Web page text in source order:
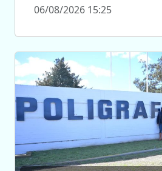
06/08/2026 15:25